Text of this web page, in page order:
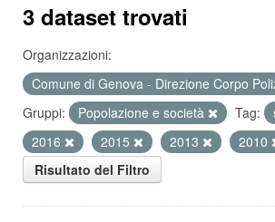
3 dataset trovati
Organizzazioni:
Comune di Genova - Direzione Corpo
Gruppi:
Popolazione e società Tag:
2016
2015 2013
2010
Risultato del Filtro